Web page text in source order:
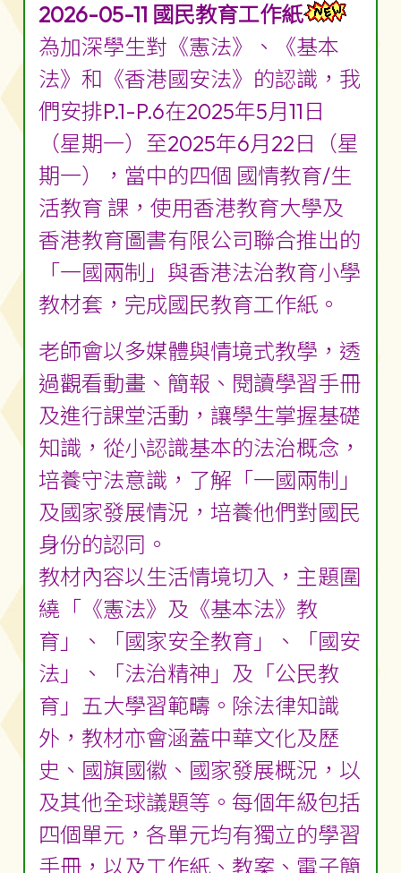
2026-05-11 國民教育工作紙
為加深學生對《憲法》、《基本
法》和《香港國安法》的認識，我
們安排P.1-P.6在2025年5月11日
（星期一）至2025年6月22日（星
期一），當中的四個 國情教育/生
活教育 課，使用香港教育大學及
香港教育圖書有限公司聯合推出的
「一國兩制」與香港法治教育小學
教材套，完成國民教育工作紙。
老師會以多媒體與情境式教學，透
過觀看動畫、簡報、閱讀學習手冊
及進行課堂活動，讓學生掌握基礎
知識，從小認識基本的法治概念，
培養守法意識，了解「一國兩制」
及國家發展情況，培養他們對國民
身份的認同。
教材內容以生活情境切入，主題圍
繞「《憲法》及《基本法》教
育」、「國家安全教育」、「國安
法」、「法治精神」及「公民教
育」五大學習範疇。除法律知識
外，教材亦會涵蓋中華文化及歷
史、國旗國徽、國家發展概況，以
及其他全球議題等。每個年級包括
四個單元，各單元均有獨立的學習
手冊，以及工作紙、教案、電子簡